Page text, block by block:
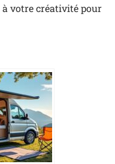
à votre créativité pour